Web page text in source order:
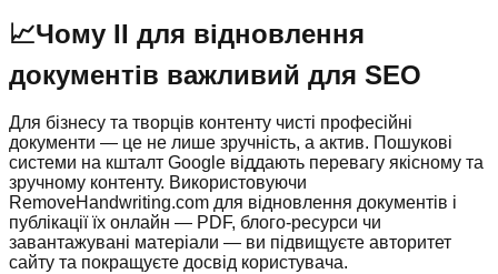
📈Чому ІІ для відновлення
документів важливий для SEO
Для бізнесу та творців контенту чисті професійні
документи — це не лише зручність, а актив. Пошукові
системи на кшталт Google віддають перевагу якісному та
зручному контенту. Використовуючи
RemoveHandwriting.com для відновлення документів і
публікації їх онлайн — PDF, блого-ресурси чи
завантажувані матеріали — ви підвищуєте авторитет
сайту та покращуєте досвід користувача.